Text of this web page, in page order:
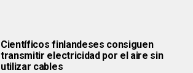
Científicos finlandeses consiguen
transmitir electricidad por el aire sin
utilizar cables